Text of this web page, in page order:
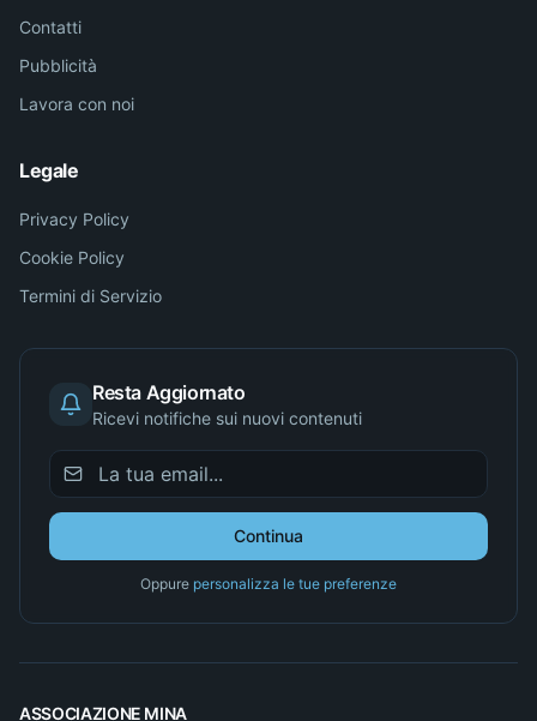
Contatti
Pubblicità
Lavora con noi
Legale
Privacy Policy
Cookie Policy
Termini di Servizio
Resta Aggiornato
Ricevi notifiche sui nuovi contenuti
Continua
Oppure personalizza le tue preferenze
ASSOCIAZIONE MINA